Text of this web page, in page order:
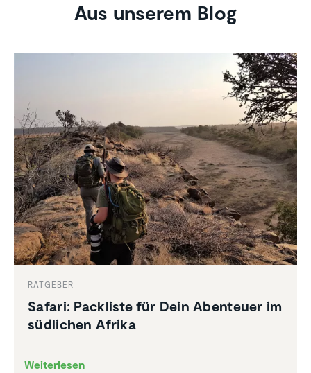
Aus unserem Blog
RATGEBER
Safari: Packliste für Dein Abenteuer im
südlichen Afrika
Weiterlesen